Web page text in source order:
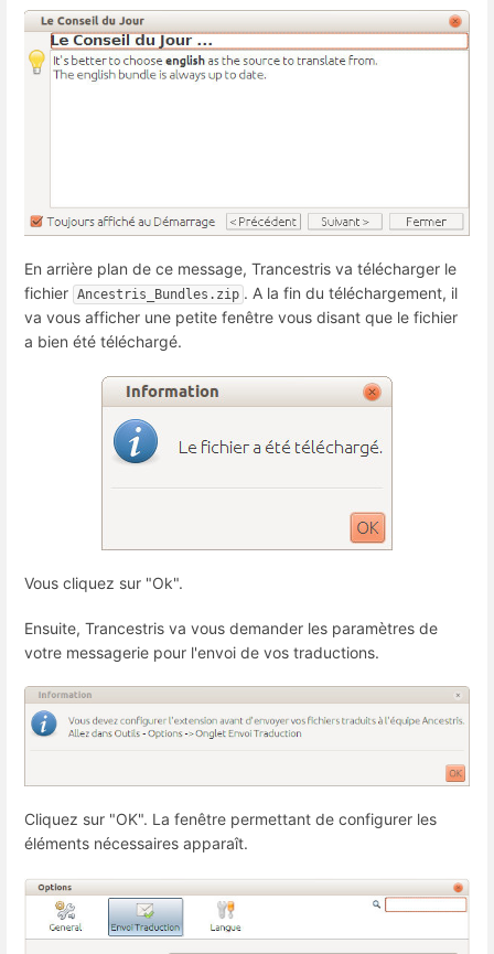
En arrière plan de ce message, Trancestris va télécharger le
fichier Ancestris_Bundles.zip . A la fin du téléchargement, il
va vous afficher une petite fenêtre vous disant que le fichier
a bien été téléchargé.
Vous cliquez sur "Ok".
Ensuite, Trancestris va vous demander les paramètres de
votre messagerie pour l'envoi de vos traductions.
Cliquez sur "OK". La fenêtre permettant de configurer les
éléments nécessaires apparaît.